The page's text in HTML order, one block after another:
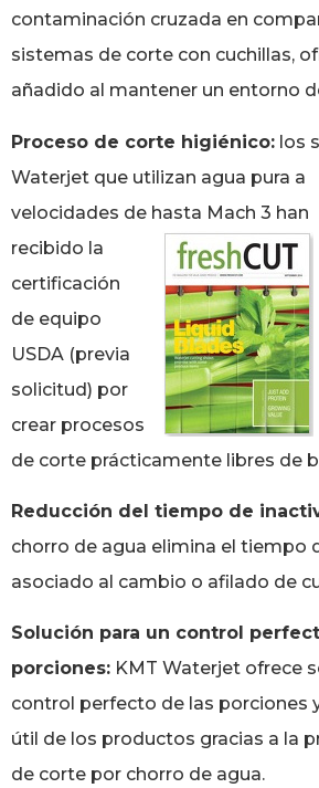
contaminación cruzada en
sistemas de corte con cuchillas,
añadido al mantener un entorno
Proceso de corte higiénico: los
Waterjet que utilizan agua pura a
velocidades de hasta Mach 3 han
recibido la
certificación
de equipo
USDA (previa
solicitud) por
crear procesos
de corte prácticamente libres de
Reducción del tiempo de
chorro de agua elimina el tiempo
asociado al cambio o afilado de
Solución para un control
porciones: KMT Waterjet ofrece
control perfecto de las porciones
útil de los productos gracias a la
de corte por chorro de agua.